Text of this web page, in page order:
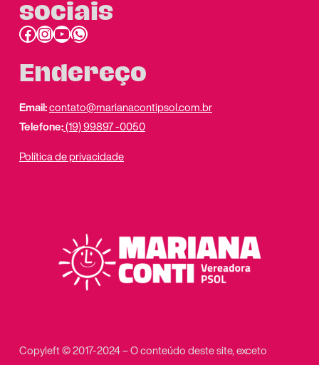
sociais
Facebook InstagramYoutube link do whatsapp
Endereço
Email:contato@marianacontipsol.com.br
Telefone:(19) 99897 -0050
Política de privacidade
Copyleft © 2017-2024 – O conteúdo deste site, exceto